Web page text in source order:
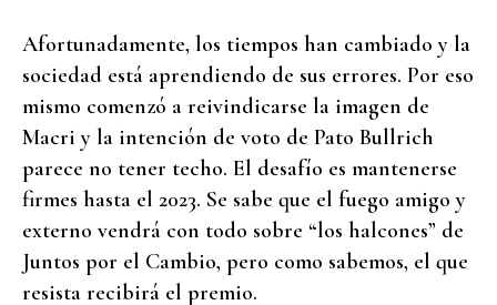
Afortunadamente, los tiempos han cambiado y la
sociedad está aprendiendo de sus errores. Por eso
mismo comenzó a reivindicarse la imagen de
Macri y la intención de voto de Pato Bullrich
parece no tener techo. El desafío es mantenerse
firmes hasta el 2023. Se sabe que el fuego amigo y
externo vendrá con todo sobre “los halcones” de
Juntos por el Cambio, pero como sabemos, el que
resista recibirá el premio.